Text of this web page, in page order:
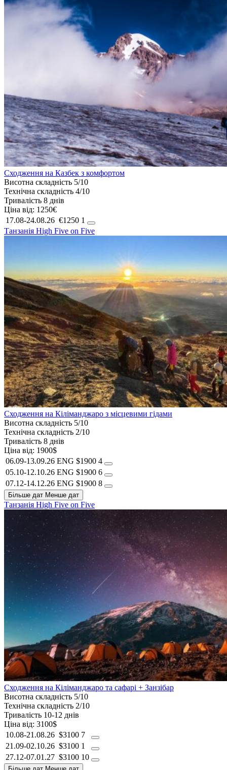
Сходження на Казбек з комфортом
Висотна складність 5/10
Технічна складність 4/10
Тривалість 8 днів
Ціна від: 1250€
17.08-24.08.26 €1250 1
Танзанія High Five on Five
Сходження на Кіліманджаро з місцевими гідами
Висотна складність 5/10
Технічна складність 2/10
Тривалість 8 днів
Ціна від: 1900$
06.09-13.09.26 ENG $1900 4
05.10-12.10.26 ENG $1900 6
07.12-14.12.26 ENG $1900 8
Більше дат Менше дат
Танзанія High Five on Five
Сходження на Кіліманджаро та сафарі + Занзібар
Висотна складність 5/10
Технічна складність 2/10
Тривалість 10-12 днів
Ціна від: 3100$
10.08-21.08.26 $3100 7
21.09-02.10.26 $3100 1
27.12-07.01.27 $3100 10